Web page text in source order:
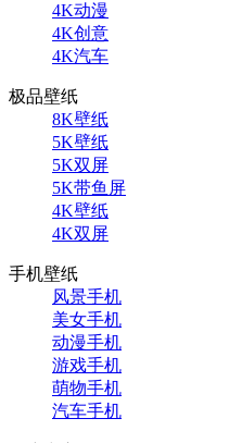
4K动漫
4K创意
4K汽车
极品壁纸
8K壁纸
5K壁纸
5K双屏
5K带鱼屏
4K壁纸
4K双屏
手机壁纸
风景手机
美女手机
动漫手机
游戏手机
萌物手机
汽车手机